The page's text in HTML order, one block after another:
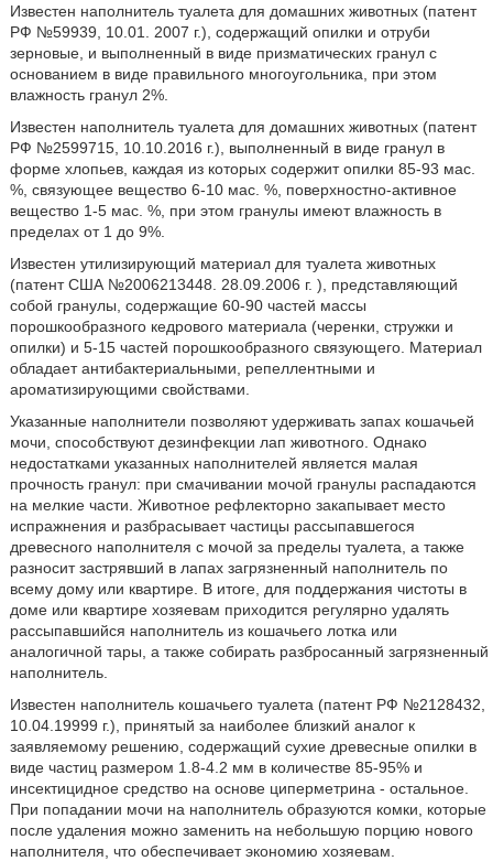
Известен наполнитель туалета для домашних животных (патент
РФ №59939, 10.01. 2007 г.), содержащий опилки и отруби
зерновые, и выполненный в виде призматических гранул с
основанием в виде правильного многоугольника, при этом
влажность гранул 2%.
Известен наполнитель туалета для домашних животных (патент
РФ №2599715, 10.10.2016 г.), выполненный в виде гранул в
форме хлопьев, каждая из которых содержит опилки 85-93 мас.
%, связующее вещество 6-10 мас. %, поверхностно-активное
вещество 1-5 мас. %, при этом гранулы имеют влажность в
пределах от 1 до 9%.
Известен утилизирующий материал для туалета животных
(патент США №2006213448. 28.09.2006 г. ), представляющий
собой гранулы, содержащие 60-90 частей массы
порошкообразного кедрового материала (черенки, стружки и
опилки) и 5-15 частей порошкообразного связующего. Материал
обладает антибактериальными, репеллентными и
ароматизирующими свойствами.
Указанные наполнители позволяют удерживать запах кошачьей
мочи, способствуют дезинфекции лап животного. Однако
недостатками указанных наполнителей является малая
прочность гранул: при смачивании мочой гранулы распадаются
на мелкие части. Животное рефлекторно закапывает место
испражнения и разбрасывает частицы рассыпавшегося
древесного наполнителя с мочой за пределы туалета, а также
разносит застрявший в лапах загрязненный наполнитель по
всему дому или квартире. В итоге, для поддержания чистоты в
доме или квартире хозяевам приходится регулярно удалять
рассыпавшийся наполнитель из кошачьего лотка или
аналогичной тары, а также собирать разбросанный загрязненный
наполнитель.
Известен наполнитель кошачьего туалета (патент РФ №2128432,
10.04.19999 г.), принятый за наиболее близкий аналог к
заявляемому решению, содержащий сухие древесные опилки в
виде частиц размером 1.8-4.2 мм в количестве 85-95% и
инсектицидное средство на основе циперметрина - остальное.
При попадании мочи на наполнитель образуются комки, которые
после удаления можно заменить на небольшую порцию нового
наполнителя, что обеспечивает экономию хозяевам.